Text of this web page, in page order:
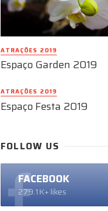
ATRAÇÕES 2019
Espaço Garden 2019
ATRAÇÕES 2019
Espaço Festa 2019
FOLLOW US
FACEBOOK
279.1K+ likes